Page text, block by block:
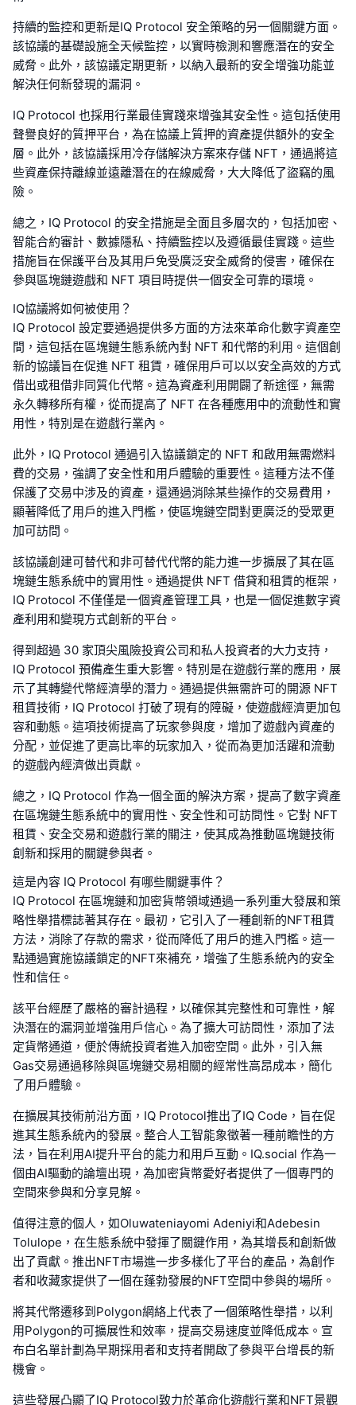
持續的監控和更新是IQ Protocol 安全策略的另一個關鍵方面。
該協議的基礎設施全天候監控，以實時檢測和響應潛在的安全
威脅。此外，該協議定期更新，以納入最新的安全增強功能並
解決任何新發現的漏洞。
IQ Protocol 也採用行業最佳實踐來增強其安全性。這包括使用
聲譽良好的質押平台，為在協議上質押的資產提供額外的安全
層。此外，該協議採用冷存儲解決方案來存儲 NFT，通過將這
些資產保持離線並遠離潛在的在線威脅，大大降低了盜竊的風
險。
總之，IQ Protocol 的安全措施是全面且多層次的，包括加密、
智能合約審計、數據隱私、持續監控以及遵循最佳實踐。這些
措施旨在保護平台及其用戶免受廣泛安全威脅的侵害，確保在
參與區塊鏈遊戲和 NFT 項目時提供一個安全可靠的環境。
IQ協議將如何被使用？
IQ Protocol 設定要通過提供多方面的方法來革命化數字資產空
間，這包括在區塊鏈生態系統內對 NFT 和代幣的利用。這個創
新的協議旨在促進 NFT 租賃，確保用戶可以以安全高效的方式
借出或租借非同質化代幣。這為資產利用開闢了新途徑，無需
永久轉移所有權，從而提高了 NFT 在各種應用中的流動性和實
用性，特別是在遊戲行業內。
此外，IQ Protocol 通過引入協議鎖定的 NFT 和啟用無需燃料
費的交易，強調了安全性和用戶體驗的重要性。這種方法不僅
保護了交易中涉及的資產，還通過消除某些操作的交易費用，
顯著降低了用戶的進入門檻，使區塊鏈空間對更廣泛的受眾更
加可訪問。
該協議創建可替代和非可替代代幣的能力進一步擴展了其在區
塊鏈生態系統中的實用性。通過提供 NFT 借貸和租賃的框架，
IQ Protocol 不僅僅是一個資產管理工具，也是一個促進數字資
產利用和變現方式創新的平台。
得到超過 30 家頂尖風險投資公司和私人投資者的大力支持，
IQ Protocol 預備產生重大影響。特別是在遊戲行業的應用，展
示了其轉變代幣經濟學的潛力。通過提供無需許可的開源 NFT
租賃技術，IQ Protocol 打破了現有的障礙，使遊戲經濟更加包
容和動態。這項技術提高了玩家參與度，增加了遊戲內資產的
分配，並促進了更高比率的玩家加入，從而為更加活躍和流動
的遊戲內經濟做出貢獻。
總之，IQ Protocol 作為一個全面的解決方案，提高了數字資產
在區塊鏈生態系統中的實用性、安全性和可訪問性。它對 NFT
租賃、安全交易和遊戲行業的關注，使其成為推動區塊鏈技術
創新和採用的關鍵參與者。
這是內容 IQ Protocol 有哪些關鍵事件？
IQ Protocol 在區塊鏈和加密貨幣領域通過一系列重大發展和策
略性舉措標誌著其存在。最初，它引入了一種創新的NFT租賃
方法，消除了存款的需求，從而降低了用戶的進入門檻。這一
點通過實施協議鎖定的NFT來補充，增強了生態系統內的安全
性和信任。
該平台經歷了嚴格的審計過程，以確保其完整性和可靠性，解
決潛在的漏洞並增強用戶信心。為了擴大可訪問性，添加了法
定貨幣通道，便於傳統投資者進入加密空間。此外，引入無
Gas交易通過移除與區塊鏈交易相關的經常性高昂成本，簡化
了用戶體驗。
在擴展其技術前沿方面，IQ Protocol推出了IQ Code，旨在促
進其生態系統內的發展。整合人工智能象徵著一種前瞻性的方
法，旨在利用AI提升平台的能力和用戶互動。IQ.social 作為一
個由AI驅動的論壇出現，為加密貨幣愛好者提供了一個專門的
空間來參與和分享見解。
值得注意的個人，如Oluwateniayomi Adeniyi和Adebesin
Tolulope，在生態系統中發揮了關鍵作用，為其增長和創新做
出了貢獻。推出NFT市場進一步多樣化了平台的產品，為創作
者和收藏家提供了一個在蓬勃發展的NFT空間中參與的場所。
將其代幣遷移到Polygon網絡上代表了一個策略性舉措，以利
用Polygon的可擴展性和效率，提高交易速度並降低成本。宣
布白名單計劃為早期採用者和支持者開啟了參與平台增長的新
機會。
這些發展凸顯了IQ Protocol致力於革命化遊戲行業和NFT景觀